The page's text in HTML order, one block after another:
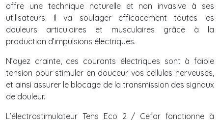
offre une technique naturelle et non invasive à ses
utilisateurs. Il va soulager efficacement toutes les
douleurs articulaires et musculaires grâce à la
production d’impulsions électriques.
N’ayez crainte, ces courants électriques sont à faible
tension pour stimuler en douceur vos cellules nerveuses,
et ainsi assurer le blocage de la transmission des signaux
de douleur.
L’électrostimulateur Tens Eco 2 / Cefar fonctionne à